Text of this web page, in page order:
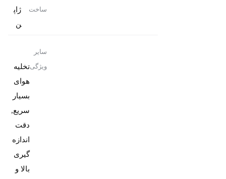
ساخت
ژاپ
ن
سایر
ویژگیتخلیه
هوای
بسیار
سریع,
دقت
اندازه
گیری
بالا و